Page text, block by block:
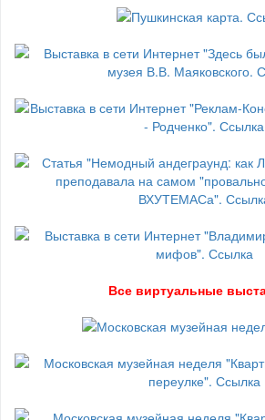
Все виртуальные